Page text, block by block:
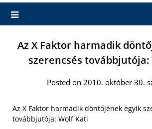
Az X Faktor harmadik
szerencsés továbbjutója:
Posted on 2010. október 30.
Az X Faktor harmadik döntőjének egyik
továbbjutója: Wolf Kati